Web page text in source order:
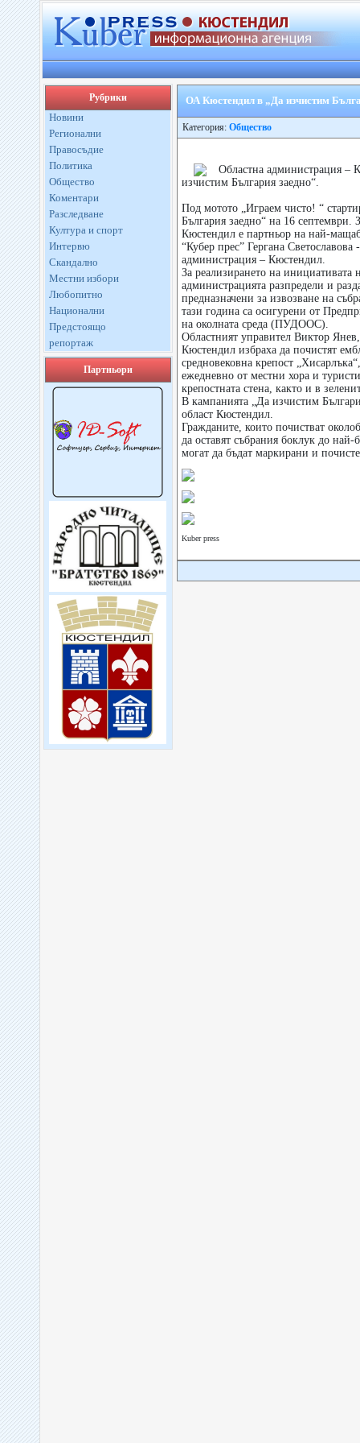
Рубрики
Новини
Регионални
Правосъдие
Политика
Общество
Коментари
Разследване
Култура и спорт
Интервю
Скандално
Местни избори
Любопитно
Национални
Предстоящо
репортаж
Партньори
ОА Кюстендил в „Да изчистим
Категория: Общество
Областна администрация –
изчистим България заедно“.
Под мотото „Играем чисто! “
България заедно“ на 16 септември.
Кюстендил е партньор на най-
“Кубер прес” Гергана
администрация – Кюстендил.
За реализирането на инициативата
администрацията разпредели и
предназначени за извозване на
тази година са осигурени от
на околната среда (ПУДООС).
Областният управител Виктор
Кюстендил избраха да почистят
средновековна крепост
ежедневно от местни хора и
крепостната стена, както и в
В кампанията „Да изчистим
област Кюстендил.
Гражданите, които почистват
да оставят събрания боклук до
могат да бъдат маркирани и
Kuber press